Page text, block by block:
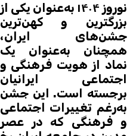
نوروز ۱۴۰۴ به‌عنوان یکی از
بزرگترین و کهن‌ترین
جشن‌های ایران،
همچنان به‌عنوان یک
نماد از هویت فرهنگی و
اجتماعی ایرانیان
برجسته است. این جشن
به‌رغم تغییرات اجتماعی
و فرهنگی که در عصر